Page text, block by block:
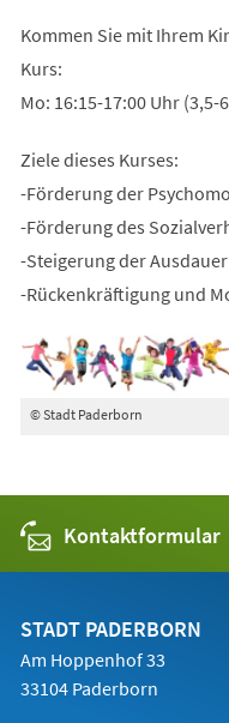
Kommen Sie mit Ihrem
Kurs:
Mo: 16:15-17:00 Uhr
Ziele dieses Kurses:
-Förderung der
-Förderung des
-Steigerung der Ausdauer
-Rückenkräftigung und
© Stadt Paderborn
Kontaktformular
STADT PADERBORN
Am Hoppenhof 33
33104 Paderborn